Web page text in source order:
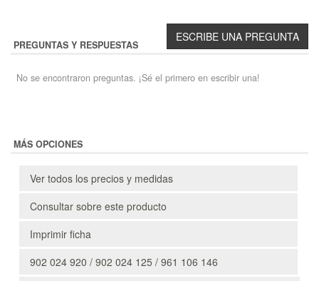
PREGUNTAS Y RESPUESTAS
No se encontraron preguntas. ¡Sé el primero en escribir una!
MÁS OPCIONES
Ver todos los precios y medidas
Consultar sobre este producto
Imprimir ficha
902 024 920 / 902 024 125 / 961 106 146